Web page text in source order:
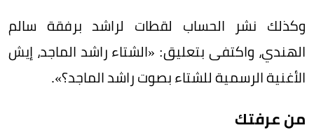
وكذلك نشر الحساب لقطات لراشد برفقة سالم
الهندي، واكتفى بتعليق: «الشتاء راشد الماجد، إيش
الأغنية الرسمية للشتاء بصوت ‫راشد الماجد؟».
من عرفتك